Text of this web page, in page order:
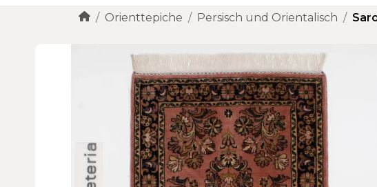
Orienttepiche Persisch und Orientalisch